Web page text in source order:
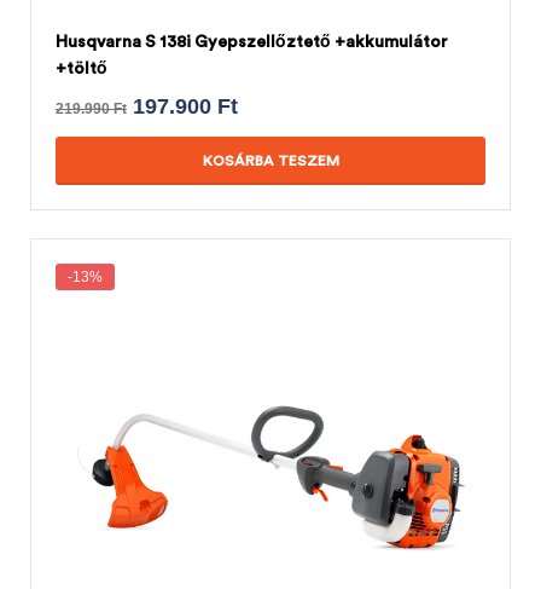
Husqvarna S 138i Gyepszellőztető +akkumulátor
+töltő
219.990Ft 197.900 Ft
KOSÁRBA TESZEM
-13%